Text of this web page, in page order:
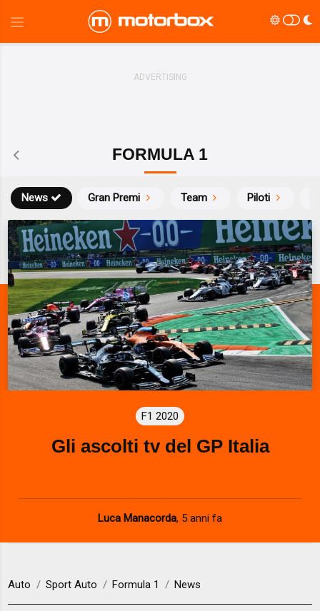
FORMULA 1
News Gran Premi Team Piloti
F1 2020
Gli ascolti tv del GP Italia
Luca Manacorda, 5 anni fa
Auto Sport Auto Formula 1 News